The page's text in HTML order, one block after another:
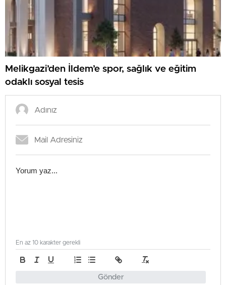
Melikgazi’den İldem’e spor, sağlık ve eğitim
odaklı sosyal tesis
Gönder
En az 10 karakter gerekli